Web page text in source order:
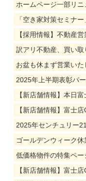
ホームページ一部リニ
「空き家対策セミナー
【採用情報】不動産
訳アリ不動産、買い取
お盆も休まず営業いた
2025年上半期表彰パ
【新店舗情報】本日富
【新店舗情報】富士
2025年センチュリー
ゴールデンウィーク
低価格物件の特集ペー
【新店舗情報】富士